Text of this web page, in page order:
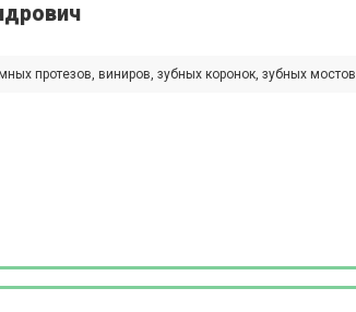
протезов, виниров, зубных коронок, зубных мостов.